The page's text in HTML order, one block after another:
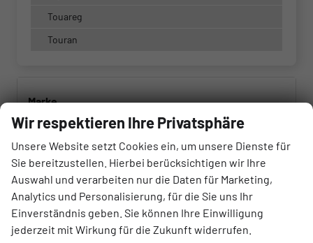
Touareg
Touran
Marke
alles ausgewählt
Modell
alles ausgewählt
Kraftstoffart
Wir respektieren Ihre Privatsphäre
Unsere Website setzt Cookies ein, um unsere Dienste für
Sie bereitzustellen. Hierbei berücksichtigen wir Ihre
Auswahl und verarbeiten nur die Daten für Marketing,
Analytics und Personalisierung, für die Sie uns Ihr
Einverständnis geben. Sie können Ihre Einwilligung
jederzeit mit Wirkung für die Zukunft widerrufen.